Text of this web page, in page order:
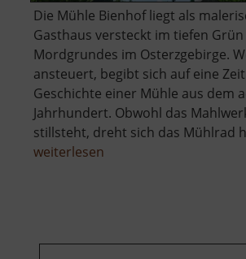
Die Mühle Bienhof liegt als
Gasthaus versteckt im tiefen Grün
Mordgrundes im Osterzgebirge.
ansteuert, begibt sich auf eine
Geschichte einer Mühle aus dem
Jahrhundert. Obwohl das
stillsteht, dreht sich das Mühlrad
weiterlesen